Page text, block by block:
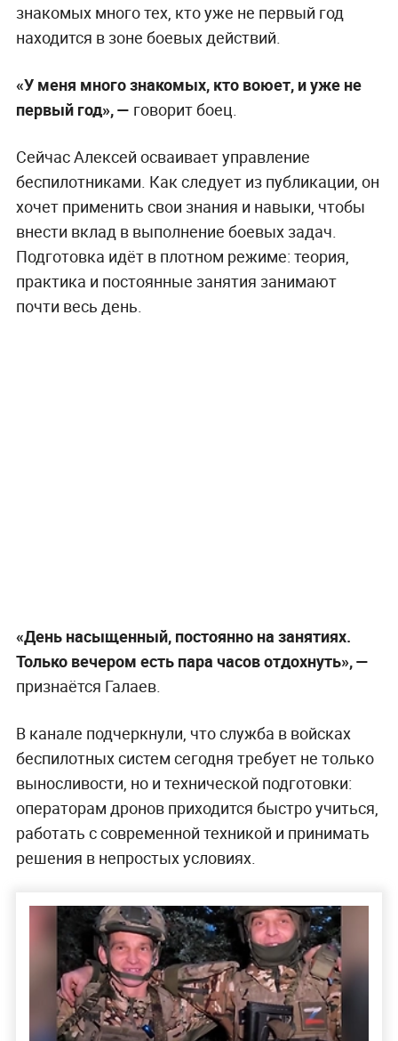
знакомых много тех, кто уже не первый год
находится в зоне боевых действий.
«У меня много знакомых, кто воюет, и уже не
первый год», — говорит боец.
Сейчас Алексей осваивает управление
беспилотниками. Как следует из публикации, он
хочет применить свои знания и навыки, чтобы
внести вклад в выполнение боевых задач.
Подготовка идёт в плотном режиме: теория,
практика и постоянные занятия занимают
почти весь день.
«День насыщенный, постоянно на занятиях.
Только вечером есть пара часов отдохнуть», —
признаётся Галаев.
В канале подчеркнули, что служба в войсках
беспилотных систем сегодня требует не только
выносливости, но и технической подготовки:
операторам дронов приходится быстро учиться,
работать с современной техникой и принимать
решения в непростых условиях.